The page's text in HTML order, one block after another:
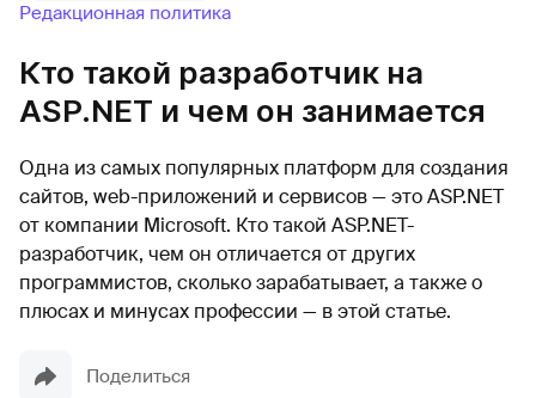
Редакционная политика
Кто такой разработчик на
ASP.NET и чем он занимается
Одна из самых популярных платформ для создания
сайтов, web-приложений и сервисов — это ASP.NET
от компании Microsoft. Кто такой ASP.NET-
разработчик, чем он отличается от других
программистов, сколько зарабатывает, а также о
плюсах и минусах профессии — в этой статье.
Поделиться